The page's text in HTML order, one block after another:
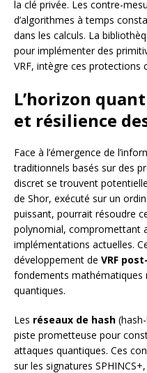
la clé privée. Les contre-
d’algorithmes à temps
dans les calculs. La
pour implémenter des
VRF, intègre ces
L’horizon
et résilience
Face à l’émergence de
traditionnels basés sur des
discret se trouvent
de Shor, exécuté sur un
puissant, pourrait résoudre
polynomial, compromettant
implémentations actuelles.
développement de VRF
fondements mathématiques
quantiques.
Les réseaux de hash
piste prometteuse pour
attaques quantiques. Ces
sur les signatures